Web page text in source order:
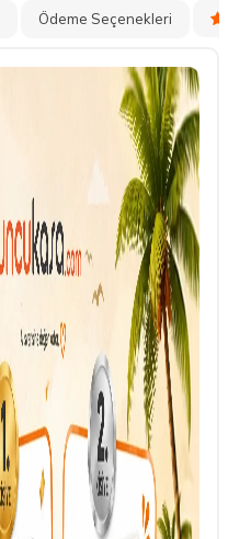
Ödeme Seçenekleri